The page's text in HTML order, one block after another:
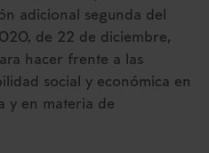
adicional segunda del
de 22 de diciembre,
hacer frente a las
social y económica en
y en materia de